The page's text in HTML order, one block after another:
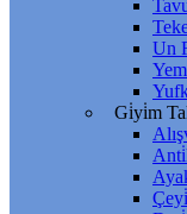
Un
Gi̇yi̇m